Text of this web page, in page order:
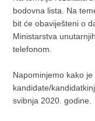
bodovna lista. Na
bit će obaviješteni o
Ministarstva
telefonom.
Napominjemo kako
kandidate/
svibnja 2020. godine.